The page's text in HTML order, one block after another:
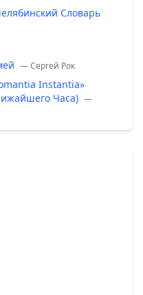
Словарь
— Сергей Рок
Instantia»
Часа) —